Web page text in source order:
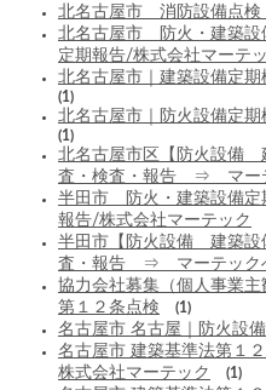
北名古屋市 消防設備点
北名古屋市 防火・建築設
定期報告/株式会社マーテ
北名古屋市｜建築設備定
(1)
北名古屋市｜防火設備定
(1)
北名古屋市区【防火設備
査・検査・報告 ⇒ マー
半田市 防火・建築設備定
報告/株式会社マーテック
半田市【防火設備 建築
査・報告 ⇒ マーテック
協力会社募集（個人事業
第１２条点検
(1)
名古屋市 名古屋｜防火設
名古屋市 建築基準法第１
株式会社マーテック
(1)